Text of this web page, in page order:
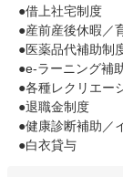
●借上社宅制度
●産前産後休暇／
●医薬品代補助制
●e-ラーニング補
●各種レクリエー
●退職金制度
●健康診断補助／
●白衣貸与